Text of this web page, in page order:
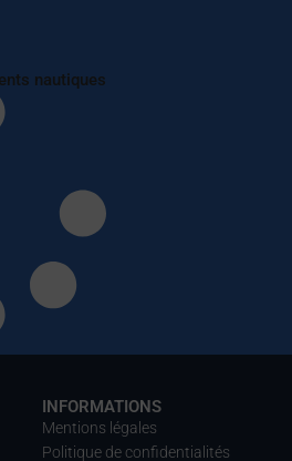
nautiques
INFORMATIONS
Mentions légales
Politique de confidentialités